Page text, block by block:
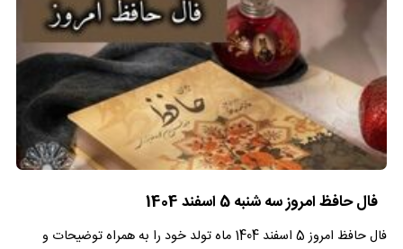
فال حافظ امروز سه شنبه 5 اسفند 1404
فال حافظ امروز 5 اسفند 1404 ماه تولد خود را به همراه توضیحات و